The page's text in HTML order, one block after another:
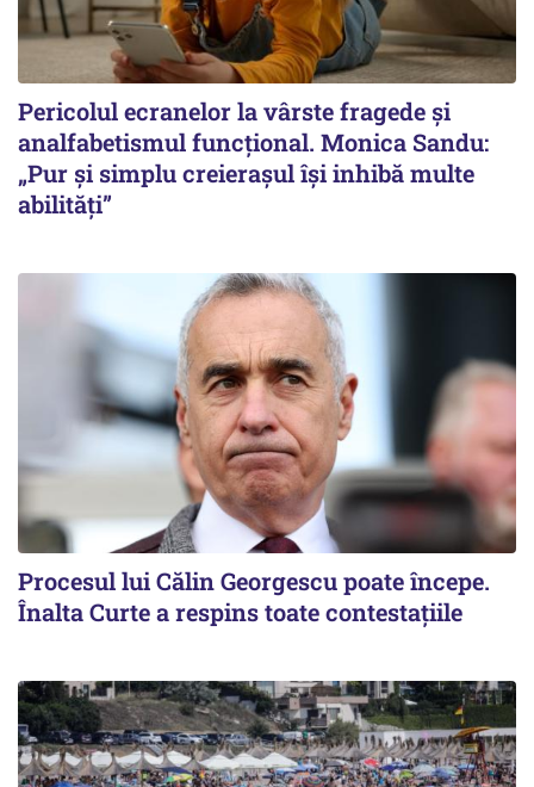
Pericolul ecranelor la vârste fragede și
analfabetismul funcțional. Monica Sandu:
„Pur și simplu creierașul își inhibă multe
abilități”
Procesul lui Călin Georgescu poate începe.
Înalta Curte a respins toate contestațiile